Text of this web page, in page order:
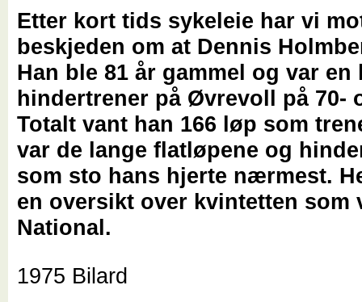
Etter kort tids sykeleie har vi
beskjeden om at Dennis
Han ble 81 år gammel og var en
hindertrener på Øvrevoll på 70-
Totalt vant han 166 løp som
var de lange flatløpene og
som sto hans hjerte nærmest.
en oversikt over kvintetten som
National.
1975 Bilard